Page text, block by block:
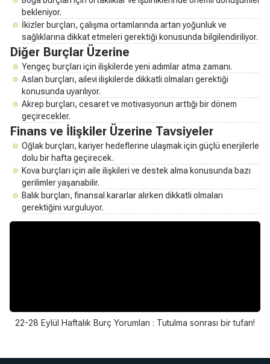
bekleniyor.
İkizler burçları, çalışma ortamlarında artan yoğunluk ve
sağlıklarına dikkat etmeleri gerektiği konusunda bilgilendiriliyor.
Diğer Burçlar Üzerine
Yengeç burçları için ilişkilerde yeni adımlar atma zamanı.
Aslan burçları, ailevi ilişkilerde dikkatli olmaları gerektiği
konusunda uyarılıyor.
Akrep burçları, cesaret ve motivasyonun arttığı bir dönem
geçirecekler.
Finans ve İlişkiler Üzerine Tavsiyeler
Oğlak burçları, kariyer hedeflerine ulaşmak için güçlü enerjilerle
dolu bir hafta geçirecek.
Kova burçları için aile ilişkileri ve destek alma konusunda bazı
gerilimler yaşanabilir.
Balık burçları, finansal kararlar alırken dikkatli olmaları
gerektiğini vurguluyor.
22-28 Eylül Haftalık Burç Yorumları : Tutulma sonrası bir tufan!